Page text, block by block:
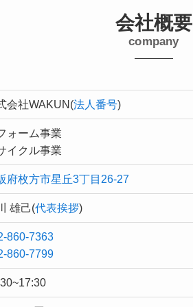
会社概要
company
会社WAKUN(法人番号)
ォーム事業
イクル事業
府枚方市星丘3丁目26-27
雄己(代表挨拶)
860-7363
860-7799